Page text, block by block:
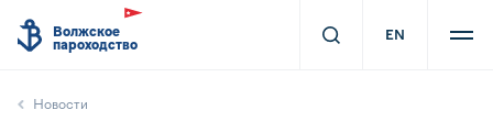
Волжское
пароходство
EN
Новости